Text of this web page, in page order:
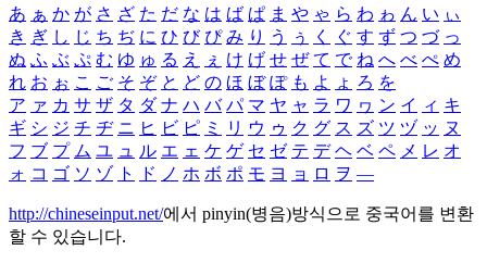
あ ぁ か が さ ざ た だ な は ば ぱ ま や ゃ ら わ ゎ ん い ぃ
き ぎ し じ ち ぢ に ひ び ぴ み り う ぅ く ぐ す ず つ づ っ
ぬ ふ ぶ ぷ む ゆ ゅ る え ぇ け げ せ ぜ て で ね へ べ ぺ め
れ お ぉ こ ご そ ぞ と ど の ほ ぼ ぽ も よ ょ ろ を
ア ァ カ サ ザ タ ダ ナ ハ バ パ マ ヤ ャ ラ ワ ヮ ン イ ィ キ
ギ シ ジ チ ヂ ニ ヒ ビ ピ ミ リ ウ ゥ ク グ ス ズ ツ ヅ ッ ヌ
フ ブ プ ム ユ ュ ル エ ェ ケ ゲ セ ゼ テ デ ヘ ベ ペ メ レ オ
ォ コ ゴ ソ ゾ ト ド ノ ホ ボ ポ モ ヨ ョ ロ ヲ ―
http://chineseinput.net/에서 pinyin(병음)방식으로 중국어를 변환
할 수 있습니다.